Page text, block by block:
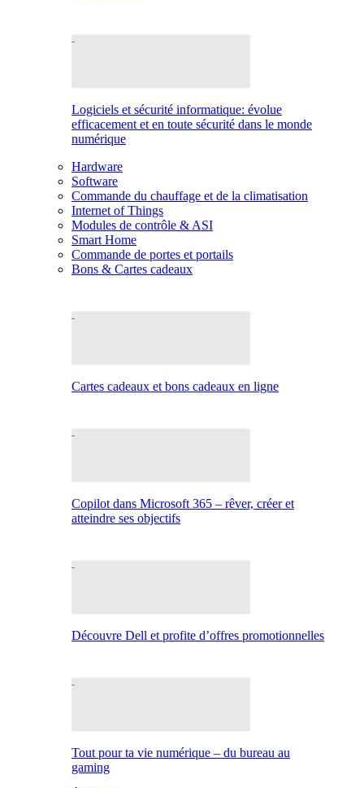
Logiciels et sécurité informatique: évolue
efficacement et en toute sécurité dans le monde
numérique
Hardware
Software
Commande du chauffage et de la climatisation
Internet of Things
Modules de contrôle & ASI
Smart Home
Commande de portes et portails
Bons & Cartes cadeaux
Cartes cadeaux et bons cadeaux en ligne
Copilot dans Microsoft 365 – rêver, créer et
atteindre ses objectifs
Découvre Dell et profite d’offres promotionnelles
Tout pour ta vie numérique – du bureau au
gaming